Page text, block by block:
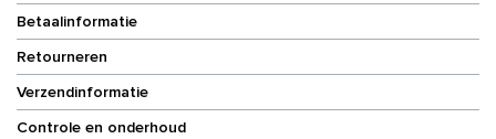
Betaalinformatie
Retourneren
Verzendinformatie
Controle en onderhoud